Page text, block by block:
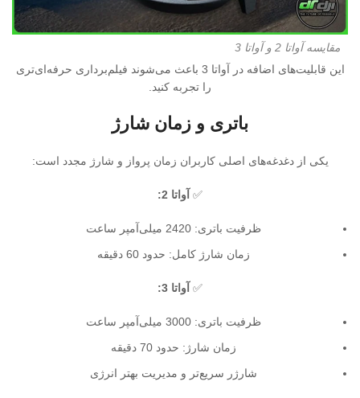
مقایسه آواتا 2 و آواتا 3
این قابلیت‌های اضافه در آواتا 3 باعث می‌شوند فیلم‌برداری حرفه‌ای‌تری
را تجربه کنید.
باتری و زمان شارژ
یکی از دغدغه‌های اصلی کاربران زمان پرواز و شارژ مجدد است:
✅ آواتا 2:
ظرفیت باتری: 2420 میلی‌آمپر ساعت
زمان شارژ کامل: حدود 60 دقیقه
✅ آواتا 3:
ظرفیت باتری: 3000 میلی‌آمپر ساعت
زمان شارژ: حدود 70 دقیقه
شارژر سریع‌تر و مدیریت بهتر انرژی